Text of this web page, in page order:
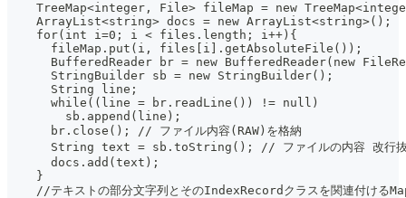
TreeMap<integer, File> fileMap = new
    ArrayList<string> docs = new ArrayList<string>();
    for(int i=0; i < files.length; i++){
      fileMap.put(i, files[i].getAbsoluteFile());
BufferedReader br = new BufferedReader(new
      StringBuilder sb = new StringBuilder();
      String line;
      while((line = br.readLine()) != null)
        sb.append(line);
      br.close(); // ファイル内容(RAW)を格納
String text = sb.toString(); // ファイルの内容 改行
      docs.add(text);
    }
//テキストの部分文字列とそのIndexRecordクラスを関連付ける